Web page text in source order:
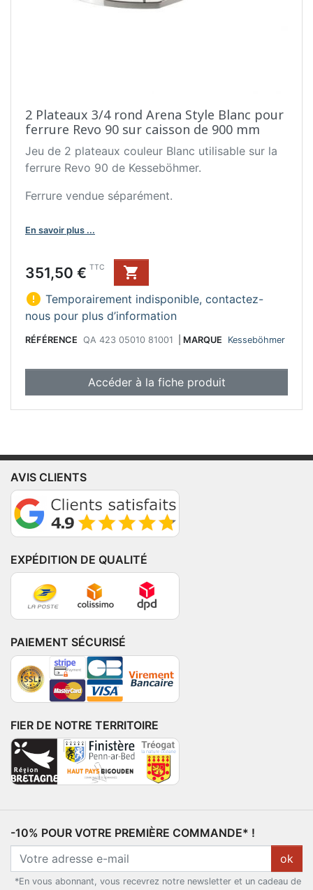
2 Plateaux 3/4 rond Arena Style Blanc pour
ferrure Revo 90 sur caisson de 900 mm
Jeu de 2 plateaux couleur Blanc utilisable sur la
ferrure Revo 90 de Kesseböhmer.
Ferrure vendue séparément.
En savoir plus ...
Prix
351,50 € TTC

 Temporairement indisponible, contactez-
nous pour plus d’information
RÉFÉRENCE QA 423 05010 81001 MARQUE Kesseböhmer
Accéder à la fiche produit
AVIS CLIENTS
EXPÉDITION DE QUALITÉ
PAIEMENT SÉCURISÉ
FIER DE NOTRE TERRITOIRE
-10% POUR VOTRE PREMIÈRE COMMANDE* !
ok
*En vous abonnant, vous recevrez notre newsletter et un cadeau de